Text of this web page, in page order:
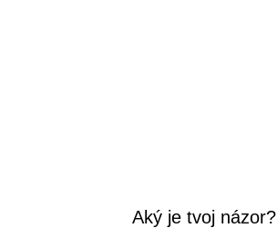
Aký je tvoj názor?